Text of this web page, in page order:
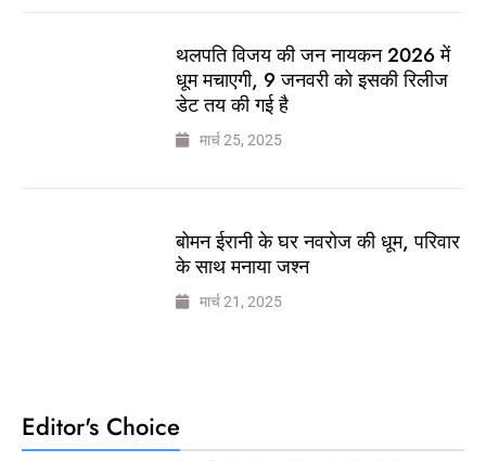
थलपति विजय की जन नायकन 2026 में
धूम मचाएगी, 9 जनवरी को इसकी रिलीज
डेट तय की गई है
मार्च 25, 2025
बोमन ईरानी के घर नवरोज की धूम, परिवार
के साथ मनाया जश्न
मार्च 21, 2025
Editor's Choice